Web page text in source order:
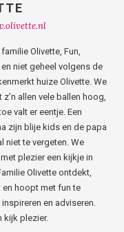
Olivette, Fun,
niet geheel volgens de
huize Olivette. We
z’n allen vele ballen hoog,
valt er eentje. Een
zijn blije kids en de papa
niet te vergeten. We
plezier een kijkje in
Olivette ontdekt,
en hoopt met fun te
en adviseren.
kijk plezier.